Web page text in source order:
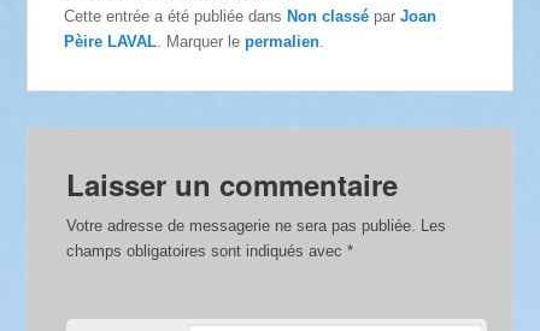
Cette entrée a été publiée dansNon classé parJoan
Pèire LAVAL . Marquer lepermalien
Laisser un commentaire
Votre adresse de messagerie ne sera pas publiée. Les
champs obligatoires sont indiqués avec*